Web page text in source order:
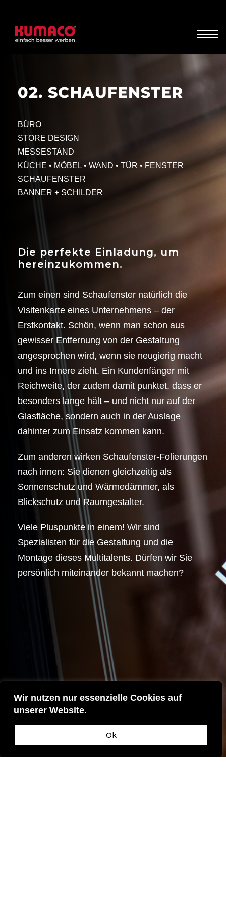
Wir nutzen nur essenzielle Cookies auf
unserer Website.
Ok
02. SCHAUFENSTER
BÜRO
STORE DESIGN
MESSESTAND
KÜCHE • MÖBEL • WAND • TÜR • FENSTER
SCHAUFENSTER
BANNER + SCHILDER
Die perfekte Einladung, um
hereinzukommen.
Zum einen sind Schaufenster natürlich die
Visitenkarte eines Unternehmens – der
Erstkontakt. Schön, wenn man schon aus
gewisser Entfernung von der Gestaltung
angesprochen wird, wenn sie neugierig macht
und ins Innere zieht. Ein Kundenfänger mit
Reichweite, der zudem damit punktet, dass er
besonders lange hält – und nicht nur auf der
Glasfläche, sondern auch in der Auslage
dahinter zum Einsatz kommen kann.
Zum anderen wirken Schaufenster-Folierungen
nach innen: Sie dienen gleichzeitig als
Sonnenschutz und Wärmedämmer, als
Blickschutz und Raumgestalter.
Viele Pluspunkte in einem! Wir sind
Spezialisten für die Gestaltung und die
Montage dieses Multitalents. Dürfen wir Sie
persönlich miteinander bekannt machen?